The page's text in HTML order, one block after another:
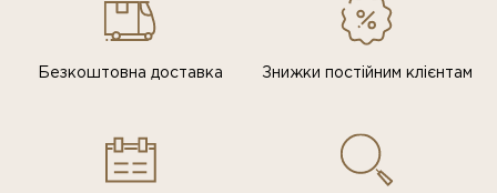
Безкоштовна доставка Знижки постiйним клiєнтам